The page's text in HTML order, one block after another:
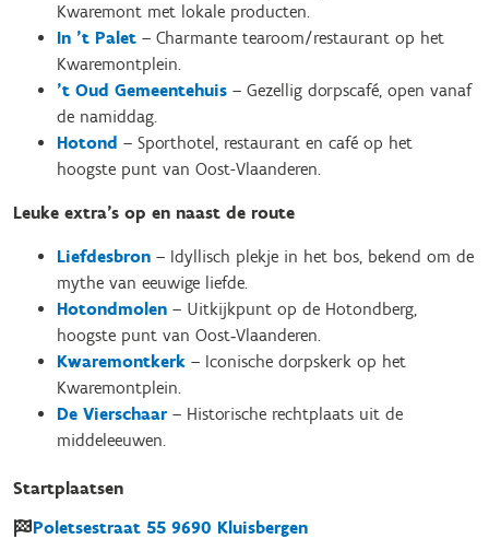
Kwaremont met lokale producten.
In ’t Palet – Charmante tearoom/restaurant op het
Kwaremontplein.
’t Oud Gemeentehuis – Gezellig dorpscafé, open vanaf
de namiddag.
Hotond – Sporthotel, restaurant en café op het
hoogste punt van Oost-Vlaanderen.
Leuke extra’s op en naast de route
Liefdesbron – Idyllisch plekje in het bos, bekend om de
mythe van eeuwige liefde.
Hotondmolen – Uitkijkpunt op de Hotondberg,
hoogste punt van Oost‑Vlaanderen.
Kwaremontkerk – Iconische dorpskerk op het
Kwaremontplein.
De Vierschaar– Historische rechtplaats uit de
middeleeuwen.
Startplaatsen
Poletsestraat 55 9690 Kluisbergen